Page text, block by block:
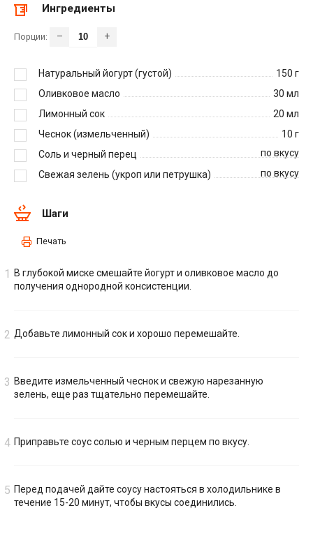
Ингредиенты
Порции: – +
Натуральный йогурт (густой) 150 г
Оливковое масло
30 мл
Лимонный сок
20 мл
Чеснок (измельченный)
10 г
Соль и черный перец
по вкусу
Свежая зелень (укроп или петрушка)
по вкусу
Шаги
Печать
В глубокой миске смешайте йогурт и оливковое масло до
получения однородной консистенции.
Добавьте лимонный сок и хорошо перемешайте.
Введите измельченный чеснок и свежую нарезанную
зелень, еще раз тщательно перемешайте.
Приправьте соус солью и черным перцем по вкусу.
Перед подачей дайте соусу настояться в холодильнике в
течение 15-20 минут, чтобы вкусы соединились.